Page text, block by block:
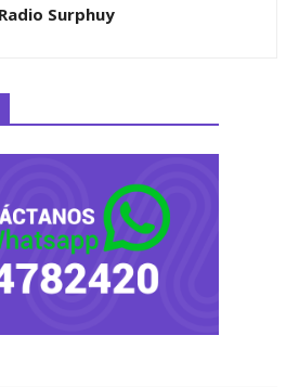
Radio Surphuy